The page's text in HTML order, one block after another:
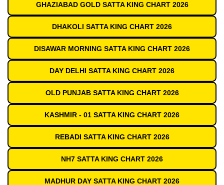
GHAZIABAD GOLD SATTA KING CHART 2026
DHAKOLI SATTA KING CHART 2026
DISAWAR MORNING SATTA KING CHART 2026
DAY DELHI SATTA KING CHART 2026
OLD PUNJAB SATTA KING CHART 2026
KASHMIR - 01 SATTA KING CHART 2026
REBADI SATTA KING CHART 2026
NH7 SATTA KING CHART 2026
MADHUR DAY SATTA KING CHART 2026